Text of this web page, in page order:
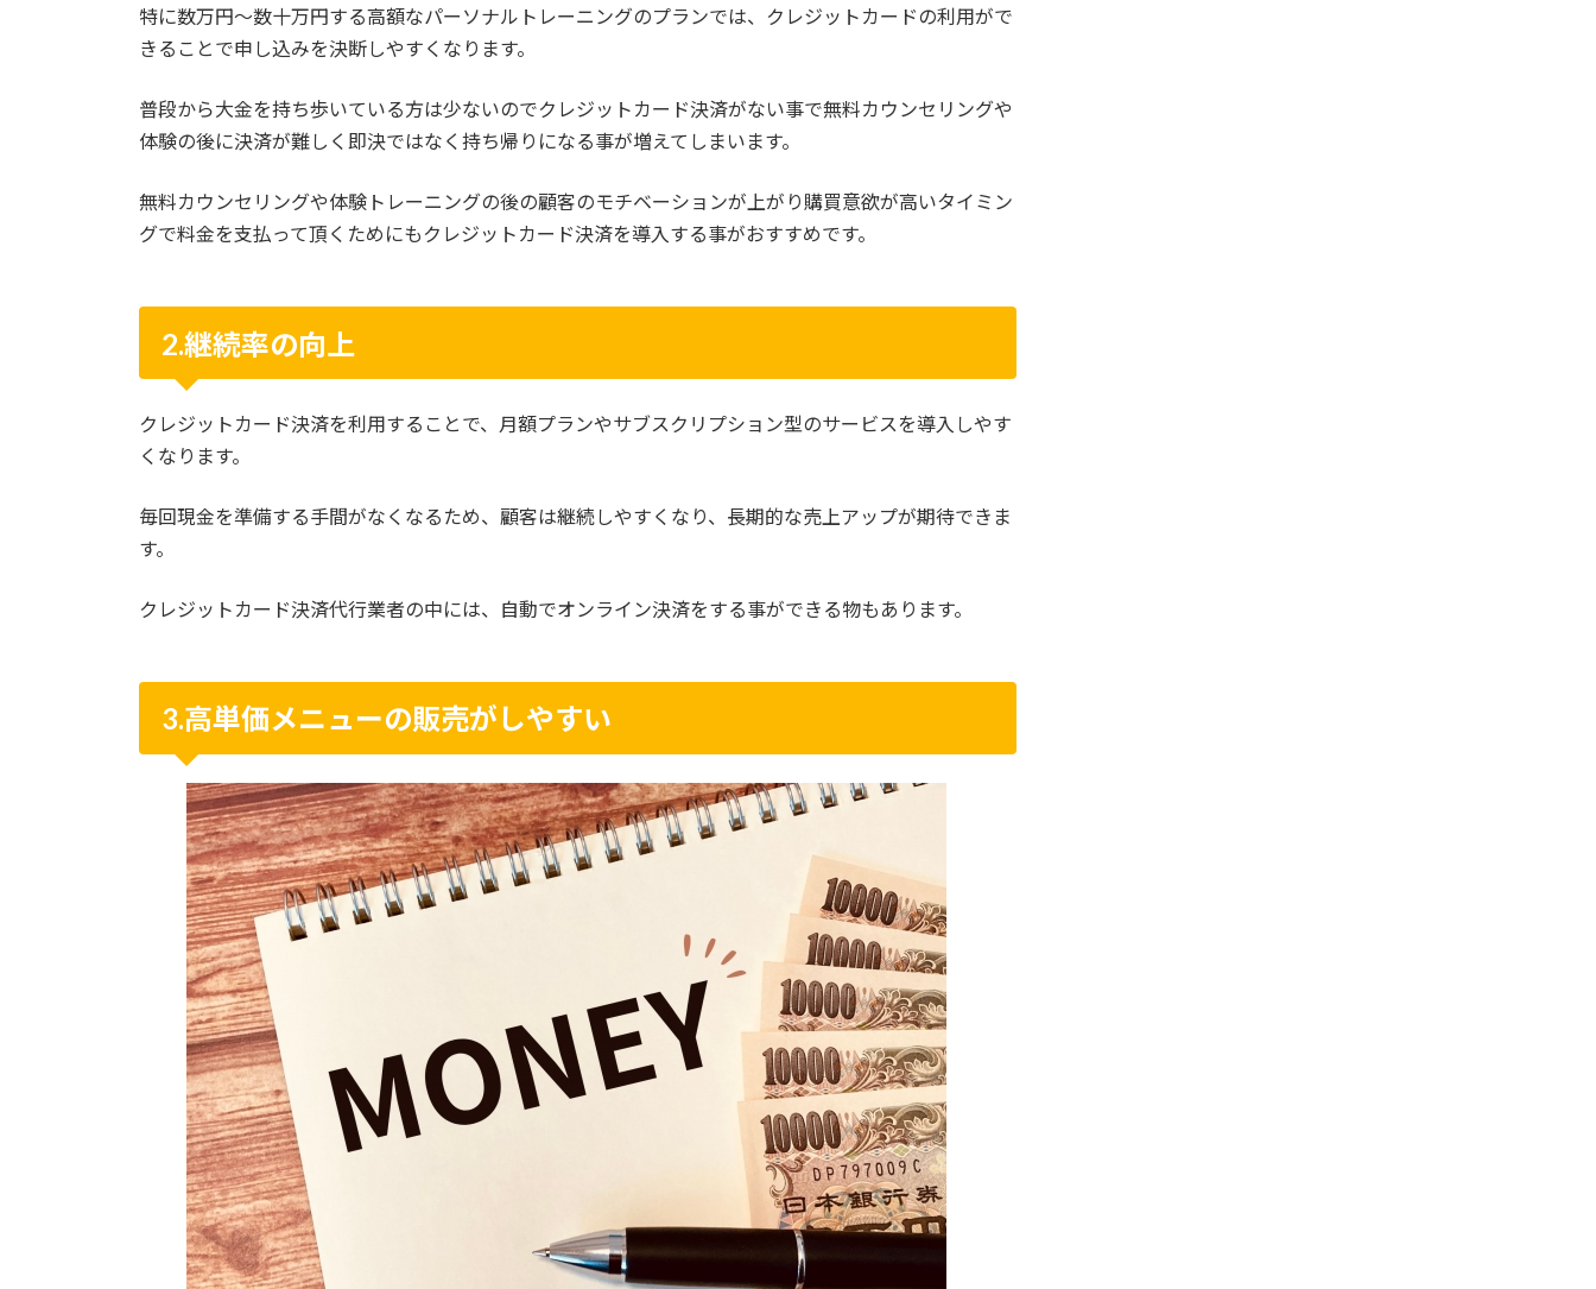
特に数万円〜数十万円する高額なパーソナルトレーニングのプランでは、クレジットカードの利用がで
きることで申し込みを決断しやすくなります。
普段から大金を持ち歩いている方は少ないのでクレジットカード決済がない事で無料カウンセリングや
体験の後に決済が難しく即決ではなく持ち帰りになる事が増えてしまいます。
無料カウンセリングや体験トレーニングの後の顧客のモチベーションが上がり購買意欲が高いタイミン
グで料金を支払って頂くためにもクレジットカード決済を導入する事がおすすめです。
2.継続率の向上
クレジットカード決済を利用することで、月額プランやサブスクリプション型のサービスを導入しやす
くなります。
毎回現金を準備する手間がなくなるため、顧客は継続しやすくなり、長期的な売上アップが期待できま
す。
クレジットカード決済代行業者の中には、自動でオンライン決済をする事ができる物もあります。
3.高単価メニューの販売がしやすい